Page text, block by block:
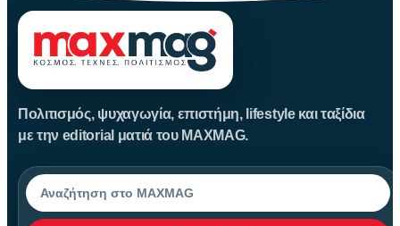
Πολιτισμός, ψυχαγωγία, επιστήμη, lifestyle και ταξίδια
με την editorial ματιά του MAXMAG.
Αναζήτηση